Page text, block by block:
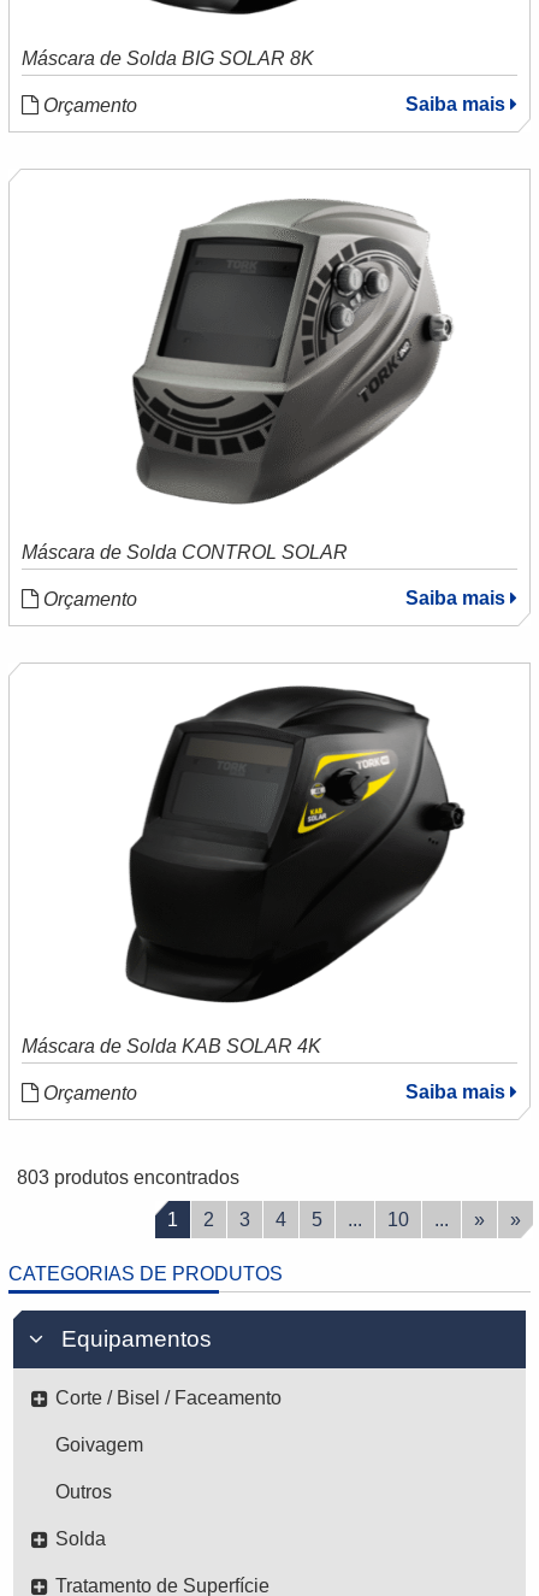
CATEGORIAS DE PRODUTOS
Equipamentos
Corte / Bisel / Faceamento
Goivagem
Outros
Solda
Tratamento de Superfície
Máscara de Solda BIG SOLAR 8K
Orçamento Saiba mais
Máscara de Solda CONTROL SOLAR
Orçamento Saiba mais
Máscara de Solda KAB SOLAR 4K
Orçamento Saiba mais
803 produtos encontrados
1 2 3 4 5 ... 10 ... » »